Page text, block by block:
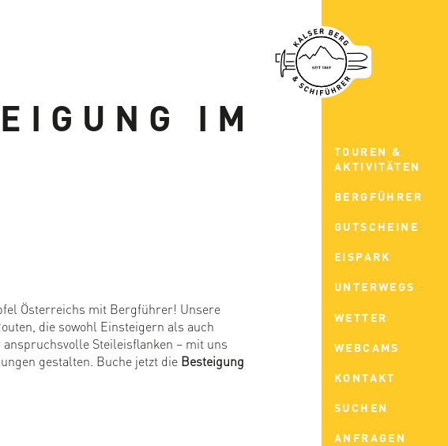
TOUREN &
AKTIVITÄTEN
BERGFÜHRER
GUTSCHEINE
EISPARK
UNTERWEGS
WETTER
WEBCAMS
KONTAKT
SUCHEN
ANFRAGEN
IM
Österreichs mit Bergführer! Unsere
die sowohl Einsteigern als auch
anspruchsvolle Steileisflanken – mit uns
gestalten. Buche jetzt die Besteigung